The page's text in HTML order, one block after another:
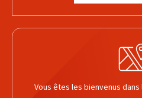
Vous êtes les bienvenus dans